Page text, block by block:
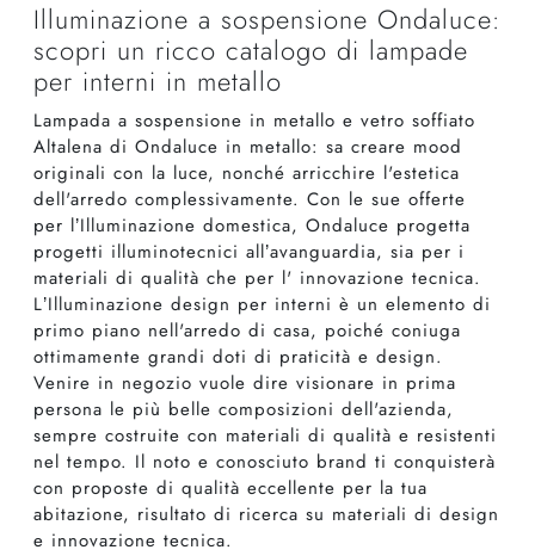
Illuminazione a sospensione Ondaluce:
scopri un ricco catalogo di lampade
per interni in metallo
Lampada a sospensione in metallo e vetro soffiato
Altalena di Ondaluce in metallo: sa creare mood
originali con la luce, nonché arricchire l'estetica
dell'arredo complessivamente. Con le sue offerte
per l’Illuminazione domestica, Ondaluce progetta
progetti illuminotecnici all’avanguardia, sia per i
materiali di qualità che per l' innovazione tecnica.
L’Illuminazione design per interni è un elemento di
primo piano nell'arredo di casa, poiché coniuga
ottimamente grandi doti di praticità e design.
Venire in negozio vuole dire visionare in prima
persona le più belle composizioni dell'azienda,
sempre costruite con materiali di qualità e resistenti
nel tempo. Il noto e conosciuto brand ti conquisterà
con proposte di qualità eccellente per la tua
abitazione, risultato di ricerca su materiali di design
e innovazione tecnica.